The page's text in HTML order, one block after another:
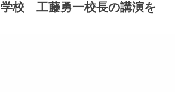
校 工藤勇一校長の講演を